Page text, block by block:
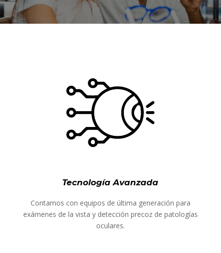
Tecnología Avanzada
Contamos con equipos de última generación para
exámenes de la vista y detección precoz de patologías
oculares.